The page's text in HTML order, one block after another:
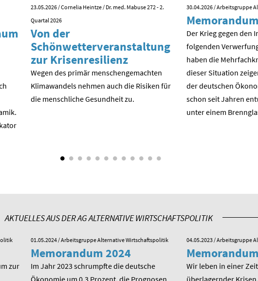
23.05.2026/ Cornelia Heintze / Dr. med. Mabuse 272 - 2.
Quartal 2026
Von der
Schönwetterveranstaltung
zur Krisenresilienz
Wegen des primär menschengemachten
Klimawandels nehmen auch die Risiken für
die menschliche Gesundheit zu.
30.04.2026/ Arbeitsgruppe
Der Krieg gegen den
folgenden
haben die
dieser Situation
der deutschen
schon seit Jahren
unter einem
AKTUELLES AUS DER AG ALTERNATIVE WIRTSCHAFTSPOLITIK
zur
01.05.2024/ Arbeitsgruppe Alternative Wirtschaftspolitik
Memorandum 2024
Im Jahr 2023 schrumpfte die deutsche
04.05.2023/ Arbeitsgruppe
Wir leben in einer